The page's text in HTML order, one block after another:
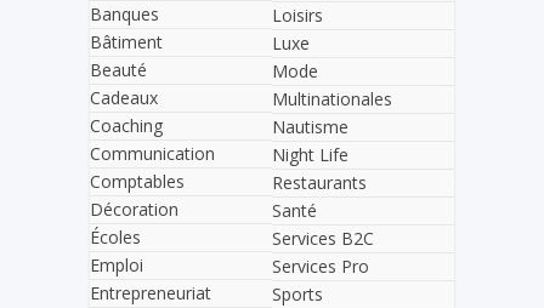
Banques
Bâtiment
Beauté
Cadeaux
Coaching
Communication
Comptables
Décoration
Écoles
Emploi
Entrepreneuriat
Loisirs
Luxe
Mode
Multinationales
Nautisme
Night Life
Restaurants
Santé
Services B2C
Services Pro
Sports